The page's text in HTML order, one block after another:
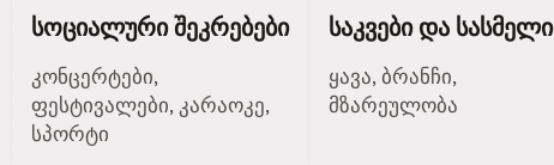
სოციალური შეკრებები
კონცერტები,
ფესტივალები, კარაოკე,
სპორტი
საკვები და სასმელი
ყავა, ბრანჩი,
მზარეულობა